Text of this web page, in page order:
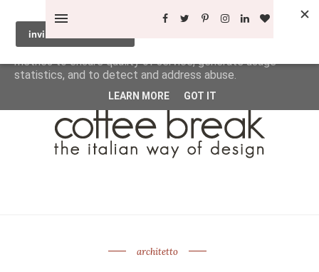
architetto
This site uses cookies from Google to deliver its services
and to analyze traffic. Your IP address and user-agent are
shared with Google along with performance and security
metrics to ensure quality of service, generate usage
statistics, and to detect and address abuse.
LEARN MORE GOT IT